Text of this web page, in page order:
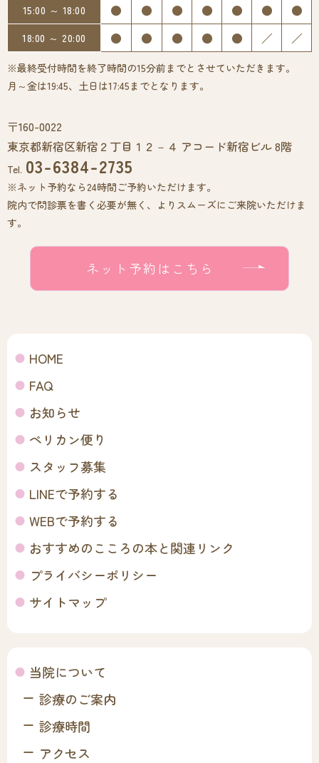
15:00 ～ 18:00 ● ● ● ● ● ● ●
18:00 ～ 20:00 ● ● ● ● ● ／ ／
※最終受付時間を終了時間の15分前までとさせていただきます。
月～金は19:45、土日は17:45までとなります。
〒160-0022
東京都新宿区新宿２丁目１２－４ アコード新宿ビル 8階
Tel. 03-6384-2735
※ネット予約なら24時間ご予約いただけます。
院内で問診票を書く必要が無く、よりスムーズにご来院いただけま
す。
ネット予約はこちら
HOME
FAQ
お知らせ
ペリカン便り
スタッフ募集
LINEで予約する
WEBで予約する
おすすめのこころの本と関連リンク
プライバシーポリシー
サイトマップ
当院について
診療のご案内
診療時間
アクセス